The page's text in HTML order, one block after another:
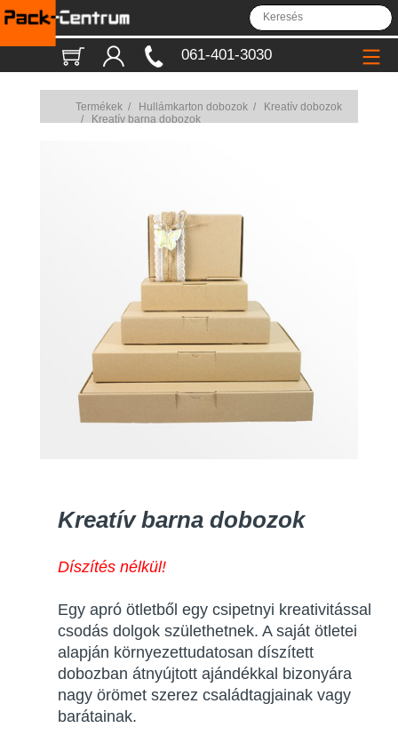
061-401-3030
Termékek/ Hullámkarton dobozok/
Kreatív dobozok
/
Kreatív barna dobozok
Kreatív barna dobozok
Díszítés nélkül!
Egy apró ötletből egy csipetnyi kreativitással
csodás dolgok születhetnek. A saját ötletei
alapján környezettudatosan díszített
dobozban átnyújtott ajándékkal bizonyára
nagy örömet szerez családtagjainak vagy
barátainak.